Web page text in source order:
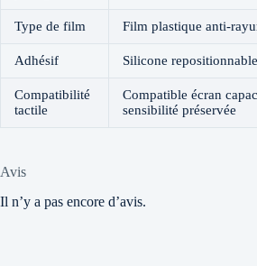
Type de film Film plastique anti-
Adhésif Silicone
Compatibilité
tactile
Compatible écran
sensibilité préservée
Avis
Il n’y a pas encore d’avis.